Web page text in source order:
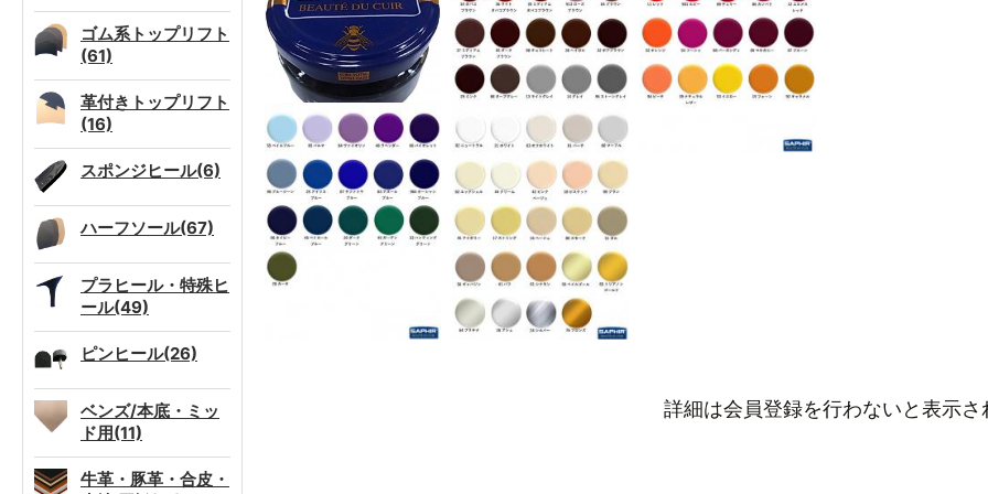
ゴム系トップリフト
(61)
革付きトップリフト
(16)
スポンジヒール(6)
ハーフソール(67)
プラヒール・特殊ヒ
ール(49)
ピンヒール(26)
ベンズ/本底・ミッ
ド用(11)
牛革・豚革・合皮・
詳細は会員登録を行わないと表示さ